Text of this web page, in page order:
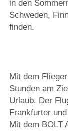
in den
Schweden,
finden.
Mit dem
Stunden am
Urlaub. Der
Frankfurter
Mit dem BOLT